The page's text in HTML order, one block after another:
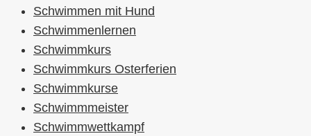
Schwimmen mit Hund
Schwimmenlernen
Schwimmkurs
Schwimmkurs Osterferien
Schwimmkurse
Schwimmmeister
Schwimmwettkampf